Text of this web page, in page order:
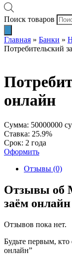
Поиск товаров
Главная » Банки »
Потребительский
онлайн
Сумма: 50000000
Ставка: 25.9%
Срок: 2 года
Оформить
Отзывы (0)
Отзывы об
заём онлайн
Отзывов пока нет.
Будьте первым, кто
онлайн”